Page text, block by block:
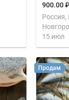
900.00 ₽
15 июл
Продам